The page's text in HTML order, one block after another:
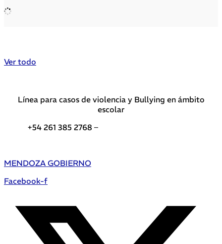
Ver todo
Línea para casos de violencia y Bullying en ámbito
escolar
+54 261 385 2768 –
MENDOZA GOBIERNO
Facebook-f